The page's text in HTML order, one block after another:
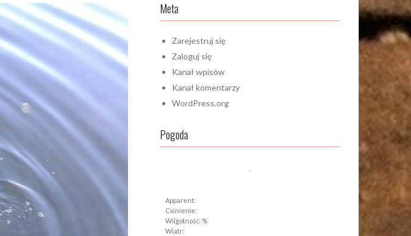
Meta
Zarejestruj się
Zaloguj się
Kanał wpisów
Kanał komentarzy
WordPress.org
Pogoda
Apparent:
Ciśnienie:
Wilgotność: %
Wiatr: